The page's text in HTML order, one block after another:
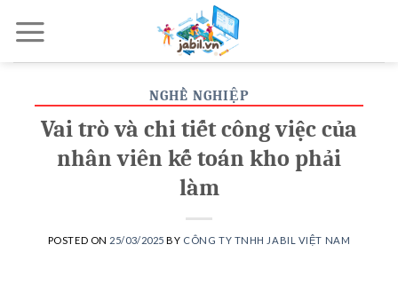
NGHỀ NGHIỆP
Vai trò và chi tiết công việc của
nhân viên kế toán kho phải
làm
POSTED ON 25/03/2025 BY CÔNG TY TNHH JABIL VIỆT NAM